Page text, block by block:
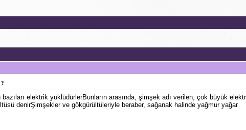
elektrik yüklüdürlerBunların arasında, şimşek adı verilen, çok büyük
denirŞimşekler ve gökgürültüleriyle beraber, sağanak halinde yağmur yağar